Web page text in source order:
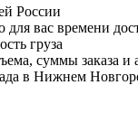
России
вас времени
груза
суммы заказа и
в Нижнем